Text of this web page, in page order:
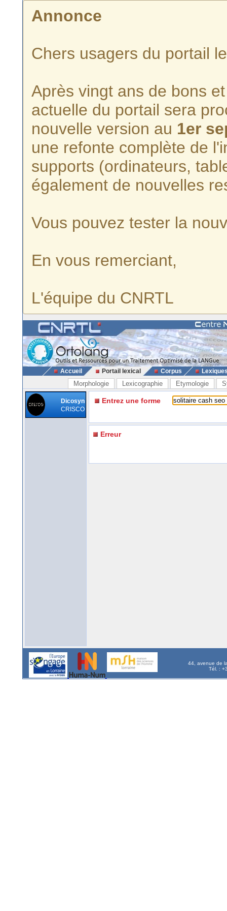
Annonce
Chers usagers du portail
Après vingt ans de bons
actuelle du portail sera
nouvelle version au 1er
une refonte complète de
supports (ordinateurs,
également de nouvelles
Vous pouvez tester la
En vous remerciant,
L'équipe du CNRTL
Accueil Portail lexical Corpus
Morphologie Lexicographie Etymologie
Dicosyn
CRISCO
Entrez une forme
Erreur
44, avenue de
Tél. :